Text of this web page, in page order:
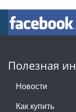
Полезная
Новости
Как купить